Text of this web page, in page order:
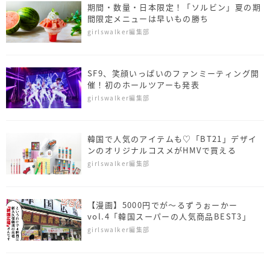
期間・数量・日本限定！「ソルビン」夏の期
間限定メニューは早いもの勝ち
girlswalker編集部
SF9、笑顔いっぱいのファンミーティング開
催！初のホールツアーも発表
girlswalker編集部
韓国で人気のアイテムも♡「BT21」デザイ
ンのオリジナルコスメがHMVで買える
girlswalker編集部
【漫画】5000円でが～るずうぉーかー
vol.4「韓国スーパーの人気商品BEST3」
girlswalker編集部